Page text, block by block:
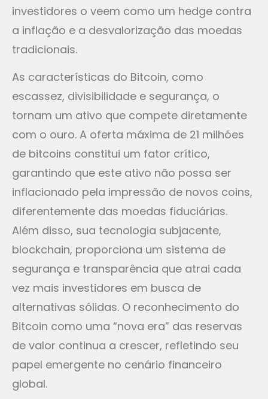
investidores o veem como um hedge contra
a inflação e a desvalorização das moedas
tradicionais.
As características do Bitcoin, como
escassez, divisibilidade e segurança, o
tornam um ativo que compete diretamente
com o ouro. A oferta máxima de 21 milhões
de bitcoins constitui um fator crítico,
garantindo que este ativo não possa ser
inflacionado pela impressão de novos coins,
diferentemente das moedas fiduciárias.
Além disso, sua tecnologia subjacente,
blockchain, proporciona um sistema de
segurança e transparência que atrai cada
vez mais investidores em busca de
alternativas sólidas. O reconhecimento do
Bitcoin como uma “nova era” das reservas
de valor continua a crescer, refletindo seu
papel emergente no cenário financeiro
global.